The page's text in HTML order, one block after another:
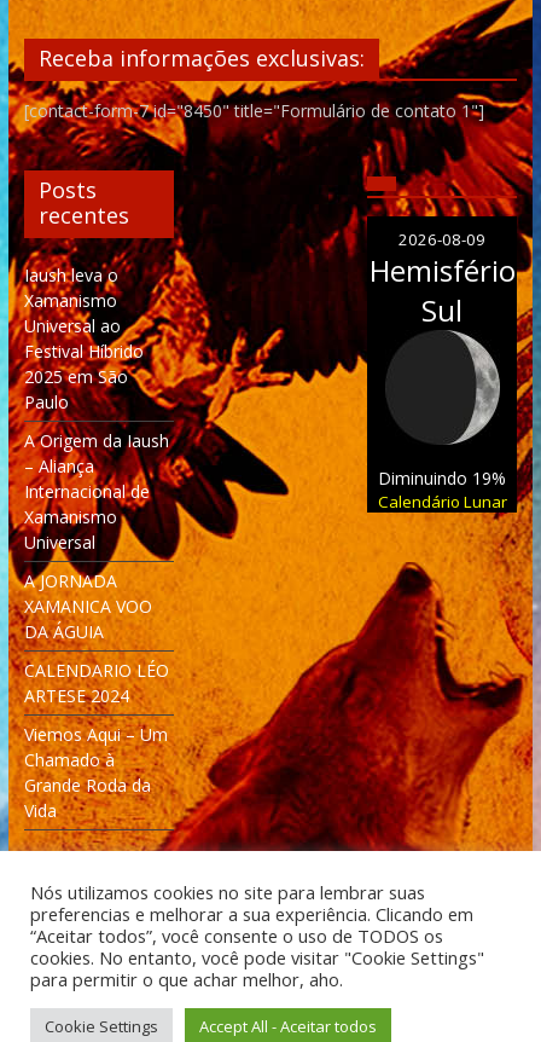
Receba informações exclusivas:
[contact-form-7 id="8450" title="Formulário de contato 1"]
Posts
recentes
Iaush leva o
Xamanismo
Universal ao
Festival Híbrido
2025 em São
Paulo
A Origem da Iaush
– Aliança
Internacional de
Xamanismo
Universal
A JORNADA
XAMANICA VOO
DA ÁGUIA
CALENDARIO LÉO
ARTESE 2024
Viemos Aqui – Um
Chamado à
Grande Roda da
Vida
2026-08-09
Hemisfério
Sul
Diminuindo 19%
Calendário Lunar
Desenvolvido: Moleculas4D - Engenharia Espacial e
Tecnologia [moleculas4d.com.br]
Nós utilizamos cookies no site para lembrar suas
preferencias e melhorar a sua experiência. Clicando em
“Aceitar todos”, você consente o uso de TODOS os
cookies. No entanto, você pode visitar "Cookie Settings"
para permitir o que achar melhor, aho.
Cookie Settings Accept All - Aceitar todos